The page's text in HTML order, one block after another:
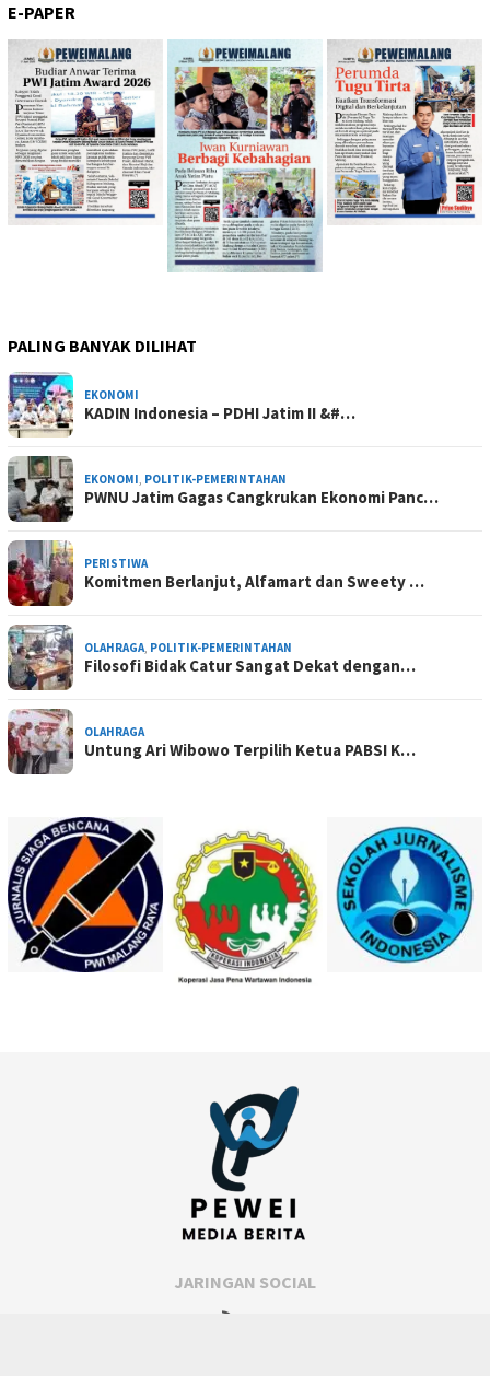
E-PAPER
PALING BANYAK DILIHAT
EKONOMI
KADIN Indonesia – PDHI Jatim II &#…
EKONOMI, POLITIK-PEMERINTAHAN
PWNU Jatim Gagas Cangkrukan Ekonomi Panc…
PERISTIWA
Komitmen Berlanjut, Alfamart dan Sweety …
OLAHRAGA, POLITIK-PEMERINTAHAN
Filosofi Bidak Catur Sangat Dekat dengan…
OLAHRAGA
Untung Ari Wibowo Terpilih Ketua PABSI K…
JARINGAN SOCIAL